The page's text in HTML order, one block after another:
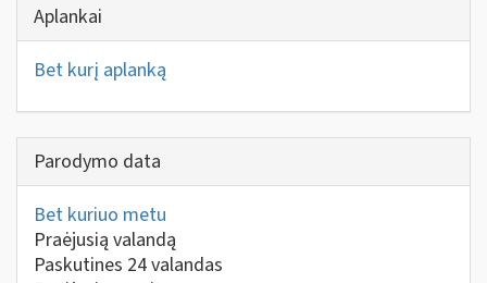
Aplankai
Bet kurį aplanką
Parodymo data
Bet kuriuo metu
Praėjusią valandą
Paskutines 24 valandas